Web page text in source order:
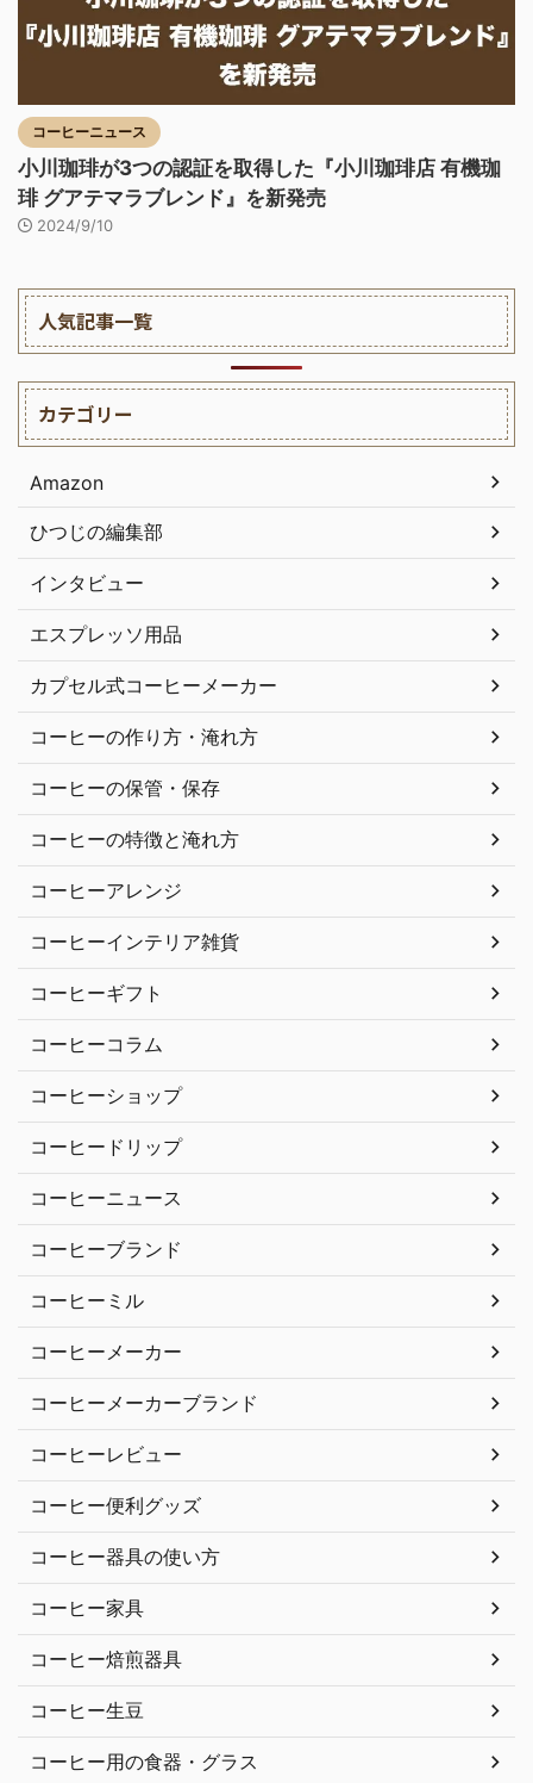
コーヒーニュース
小川珈琲が3つの認証を取得した『小川珈琲店 有機珈
琲 グアテマラブレンド』を新発売
2024/9/10
人気記事一覧
カテゴリー
Amazon
ひつじの編集部
インタビュー
エスプレッソ用品
カプセル式コーヒーメーカー
コーヒーの作り方・淹れ方
コーヒーの保管・保存
コーヒーの特徴と淹れ方
コーヒーアレンジ
コーヒーインテリア雑貨
コーヒーギフト
コーヒーコラム
コーヒーショップ
コーヒードリップ
コーヒーニュース
コーヒーブランド
コーヒーミル
コーヒーメーカー
コーヒーメーカーブランド
コーヒーレビュー
コーヒー便利グッズ
コーヒー器具の使い方
コーヒー家具
コーヒー焙煎器具
コーヒー生豆
コーヒー用の食器・グラス